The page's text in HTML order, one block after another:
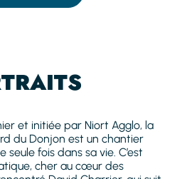
et initiée par Niort Agglo, la
du Donjon est un chantier
seule fois dans sa vie. C’est
cher au cœur des